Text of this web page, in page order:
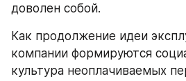
доволен собой.
Как продолжение идеи
компании формируются
культура неоплачиваемых